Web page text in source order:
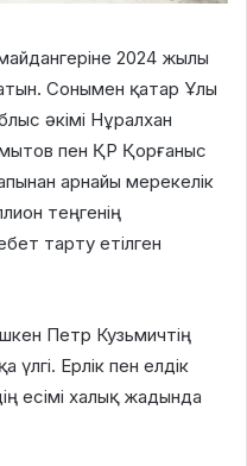
2024 жылы
Сонымен қатар Ұлы
әкімі Нұралхан
пен ҚР Қорғаныс
арнайы мерекелік
теңгенің
тарту етілген
Петр Кузьмичтің
үлгі. Ерлік пен елдік
есімі халық жадында